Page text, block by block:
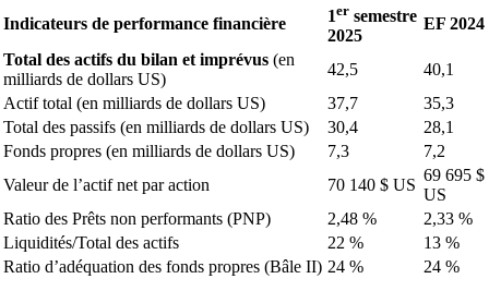
Indicateurs de performance financière 1er semestre
2025
EF 2024
Total des actifs du bilan et imprévus (en
milliards de dollars US)
42,5
40,1
Actif total (en milliards de dollars US)
37,7
35,3
Total des passifs (en milliards de dollars US)
30,4
28,1
Fonds propres (en milliards de dollars US)
7,3
7,2
Valeur de l’actif net par action
70 140 $ US
69 695 $
US
Ratio des Prêts non performants (PNP)
2,48 %
2,33 %
Liquidités/Total des actifs
22 %
13 %
Ratio d’adéquation des fonds propres (Bâle II) 24 % 24 %